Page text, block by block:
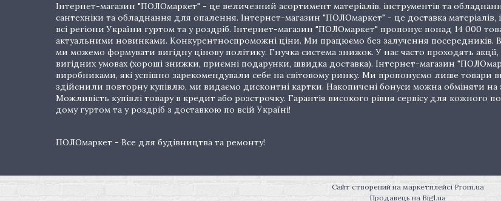
Інтернет-магазин "ПОЛОмаркет" - це величезний асортимент матеріалів, інструментів та
сантехніки та обладнання для опалення. Інтернет-магазин "ПОЛОмаркет" - це доставка
всі регіони України гуртом та у роздріб. Інтернет-магазин "ПОЛОмаркет" пропонує понад 14 000
актуальними новинками. Конкурентноспроможні ціни. Ми працюємо без залучення посередників.
ми можемо формувати вигідну цінову політику. Гнучка система знижок. У нас часто проходять
вигідних умовах (хороші знижки, приємні подарунки, швидка доставка). Інтернет-магазин
виробниками, які успішно зарекомендували себе на світовому ринку. Ми пропонуємо лише товари
здійснили повторну купівлю, ми видаємо дисконтні картки. Накопичені бонуси можна обміняти
Можливість купівлі товару в кредит або розстрочку. Гарантія високого рівня сервісу для
дому гуртом та у роздріб з доставкою по всій Україні!
ПОЛОмаркет - Все для будівництва та ремонту!
Сайт створений на маркетплейсі Prom.ua
Продавець на Bigl.ua